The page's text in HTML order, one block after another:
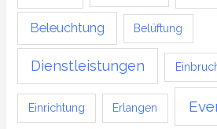
Beleuchtung Belüftung
Dienstleistungen
Einrichtung Erlangen